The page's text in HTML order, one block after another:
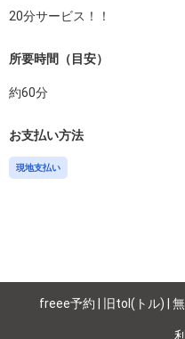
所要時間（目安）
約60分
お支払い方法
現地支払い
freee予約 | 旧tol(トル) |